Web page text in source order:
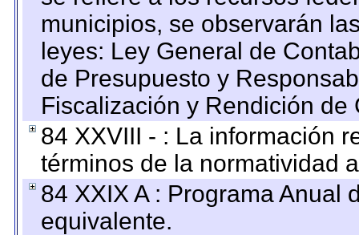
municipios, se observarán
leyes: Ley General de
de Presupuesto y
Fiscalización y Rendición
84 XXVIII - : La información
términos de la normatividad
84 XXIX A : Programa Anual
equivalente.